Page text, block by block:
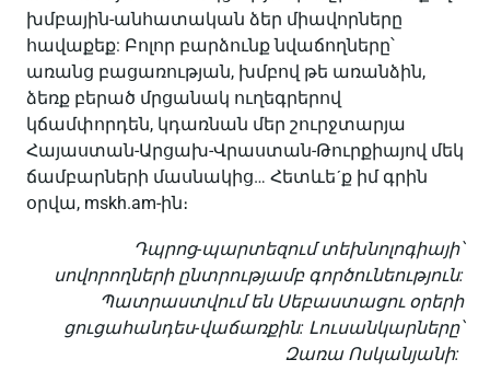
խմբային-անհատական ձեր միավորները
հավաքեք: Բոլոր բարձունք նվաճողները՝
առանց բացառության, խմբով թե առանձին,
ձեռք բերած մրցանակ ուղեգրերով
կճամփորդեն, կդառնան մեր շուրջտարյա
Հայաստան-Արցախ-Վրաստան-Թուրքիայով մեկ
ճամբարների մասնակից… Հետևեˊք իմ գրին
օրվա, mskh.am-ին։
Դպրոց-պարտեզում տեխնոլոգիայի՝
սովորողների ընտրությամբ գործունեություն:
Պատրաստվում են Սեբաստացու օրերի
ցուցահանդես-վաճառքին: Լուսանկարները՝
Զառա Ոսկանյանի: